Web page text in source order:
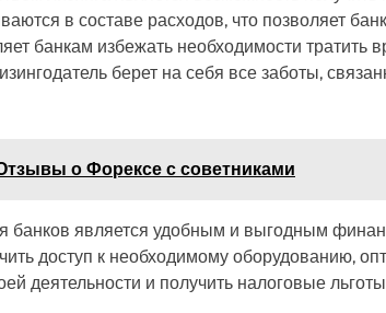
в составе расходов, что позволяет
банкам избежать необходимости
берет на себя все заботы,
о Форексе с советниками
банков является удобным и выгодным
доступ к необходимому оборудованию,
деятельности и получить налоговые